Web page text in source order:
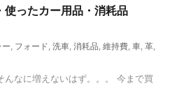
ったカー用品・消耗品
, フォード, 洗車, 消耗品, 維持費, 車, 革,
なに増えないはず。。。 今まで買
ReadMore